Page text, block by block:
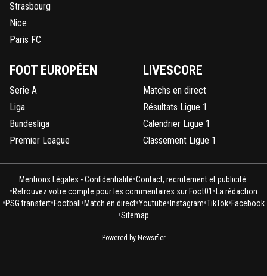
Strasbourg
Nice
Paris FC
FOOT EUROPÉEN
Serie A
Liga
Bundesliga
Premier League
LIVESCORE
Matchs en direct
Résultats Ligue 1
Calendrier Ligue 1
Classement Ligue 1
Mentions Légales - Confidentialité•Contact, recrutement et publicité
•Retrouvez votre compte pour les commentaires sur Foot01 • La rédaction
•PSG transfert•Football •Match en direct•Youtube• Instagram•TikTok•Facebook
•Sitemap
Powered by Newsifier